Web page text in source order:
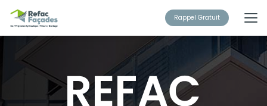
au
contenu
principal
Rappel Gratuit